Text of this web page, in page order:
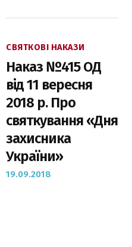
СВЯТКОВІ НАКАЗИ
Наказ №415 ОД
від 11 вересня
2018 р. Про
святкування «Дня
захисника
України»
19.09.2018